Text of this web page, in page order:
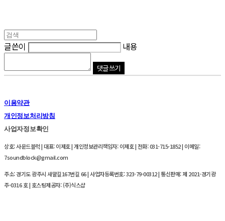
글쓴이 내용
댓글 쓰기
이용약관
개인정보처리방침
사업자정보확인
상호: 사운드블럭 | 대표: 이제호 | 개인정보관리책임자: 이제호 | 전화: 031-715-1852 | 이메일:
7soundblock@gmail.com
주소: 경기도 광주시 새말길167번길 66 | 사업자등록번호:323-79-00312| 통신판매:제 2021-경기광
주-0316 호| 호스팅제공자: (주)식스샵